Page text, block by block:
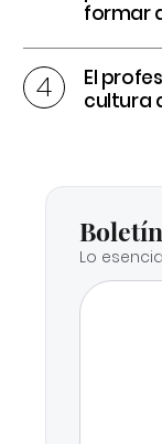
formar
El
cultura
Lo